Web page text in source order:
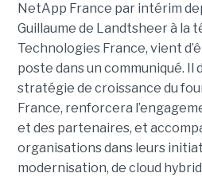
NetApp France par intérim
Guillaume de Landtsheer à la
Technologies France, vient
poste dans un communiqué. Il
stratégie de croissance du
France, renforcera
et des partenaires, et
organisations dans leurs
modernisation, de cloud